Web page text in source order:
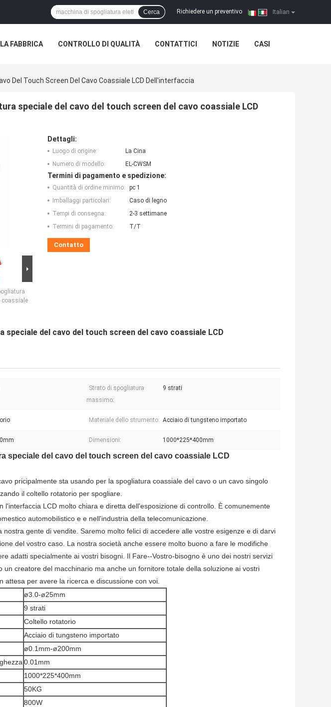
Italian
Richiedere un preventivo |
Cerca
FABBRICA CONTROLLO DI QUALITÀ CONTATTICI NOTIZIE CASI
Del Touch Screen Del Cavo Coassiale LCD Dell'interfaccia
speciale del cavo del touch screen del cavo coassiale LCD
coassiale
Dettagli:
Luogo di origine:
La Cina
Numero di modello:
EL-CWSM
Termini di pagamento e spedizione:
Quantità di ordine minimo:
pc 1
Imballaggi particolari:
Caso di legno
Tempi di consegna:
2-3 settimane
Termini di pagamento:
T/T
Contatto
speciale del cavo del touch screen del cavo coassiale LCD
Strato di spogliatura
massimo:
9 strati
Materiale dello strumento: Acciaio di tungsteno importato
Dimensioni: 1000*225*400mm
speciale del cavo del touch screen del cavo coassiale LCD
pricipalmente sta usando per la spogliatura coassiale del cavo o un cavo singolo
il coltello rotatorio per spogliare.
l'interfaccia LCD molto chiara e diretta dell'esposizione di controllo. È comunemente
automobilistico e e nell'industria della telecomunicazione.
nostra gente di vendite. Saremo molto felici di accedere alle vostre esigenze e di darvi
del vostro caso. La nostra società anche essere molto buono a fare le modifiche
adatti specialmente ai vostri bisogni. Il Fare--Vostro-bisogno è uno dei nostri servizi
un creatore del macchinario ma anche un fornitore totale della soluzione ai vostri
attesa per avere la ricerca e discussione con voi.
ø3.0-ø25mm
9 strati
Coltello rotatorio
Acciaio di tungsteno importato
ø0.1mm-ø200mm
0.01mm
1000*225*400mm
50KG
800W